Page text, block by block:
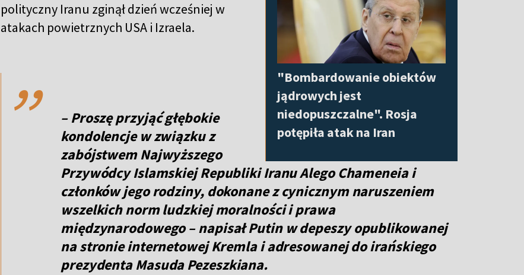
"Bombardowanie obiektów
jądrowych jest
niedopuszczalne". Rosja
potępiła atak na Iran
polityczny Iranu zginął dzień wcześniej w
atakach powietrznych USA i Izraela.
,,
– Proszę przyjąć głębokie
kondolencje w związku z
zabójstwem Najwyższego
Przywódcy Islamskiej Republiki Iranu Alego Chameneia i
członków jego rodziny, dokonane z cynicznym naruszeniem
wszelkich norm ludzkiej moralności i prawa
międzynarodowego – napisał Putin w depeszy opublikowanej
na stronie internetowej Kremla i adresowanej do irańskiego
prezydentaMasuda Pezeszkiana.